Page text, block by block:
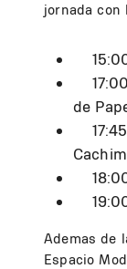
jornada con
de
Ademas de
Espacio